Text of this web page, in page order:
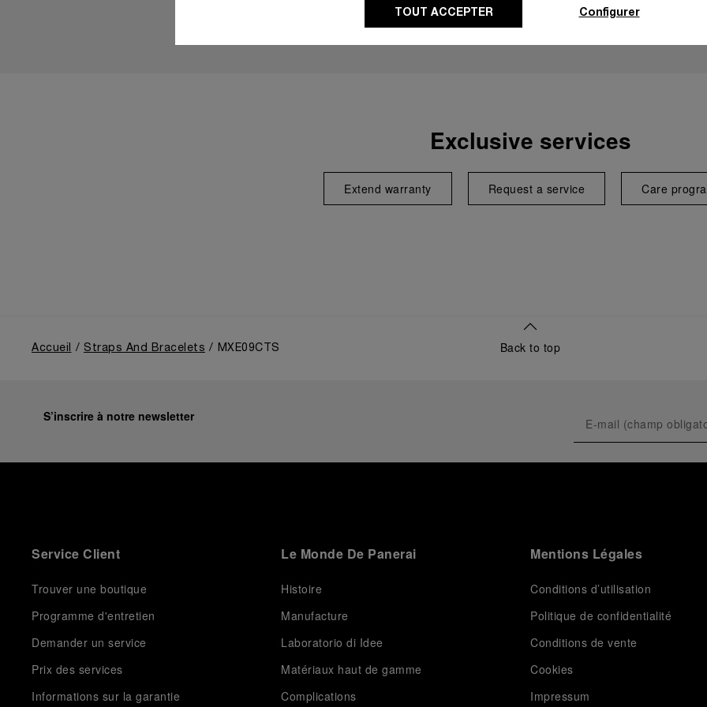
Exclusive services
Extend warranty Request a service Care
Accueil Straps And Bracelets MXE09CTS Back to top
S’inscrire à notre newsletter
Service Client
Trouver une boutique
Programme d'entretien
Demander un service
Prix des services
Informations sur la garantie
Le Monde De Panerai
Histoire
Manufacture
Laboratorio di Idee
Matériaux haut de gamme
Complications
Mentions Légales
Conditions d’utilisation
Politique de confidentialité
Conditions de vente
Cookies
Impressum
TOUT ACCEPTER Configurer